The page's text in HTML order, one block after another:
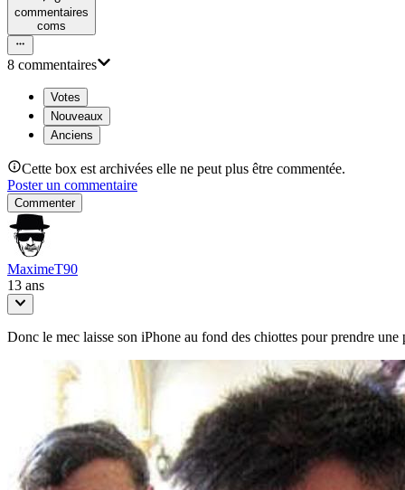
commentaires
coms
8 commentaires
Votes
Nouveaux
Anciens
Cette box est archivées elle ne peut plus être commentée.
Poster un commentaire
Commenter
MaximeT90
13 ans
Donc le mec laisse son iPhone au fond des chiottes pour prendre une